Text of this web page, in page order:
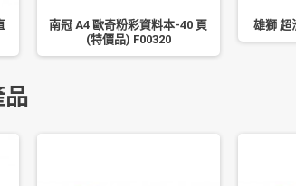
南冠 A4 歐奇粉彩資料本-40 頁
(特價品) F00320
雄獅 超
品